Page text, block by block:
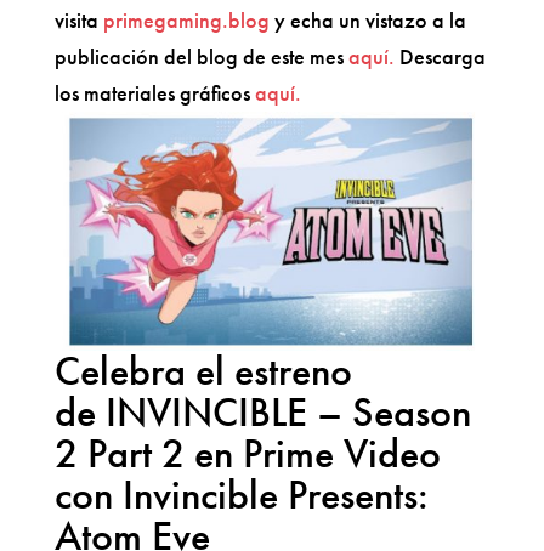
visita primegaming.blog y echa un vistazo a la
publicación del blog de este mesaquí. Descarga
los materiales gráficosaquí.
Celebra el estreno
de INVINCIBLE – Season
2 Part 2 en Prime Video
con Invincible Presents:
Atom Eve